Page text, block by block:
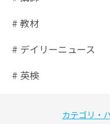
# 教材
# デイリーニュース
# 英検
カテゴリ・